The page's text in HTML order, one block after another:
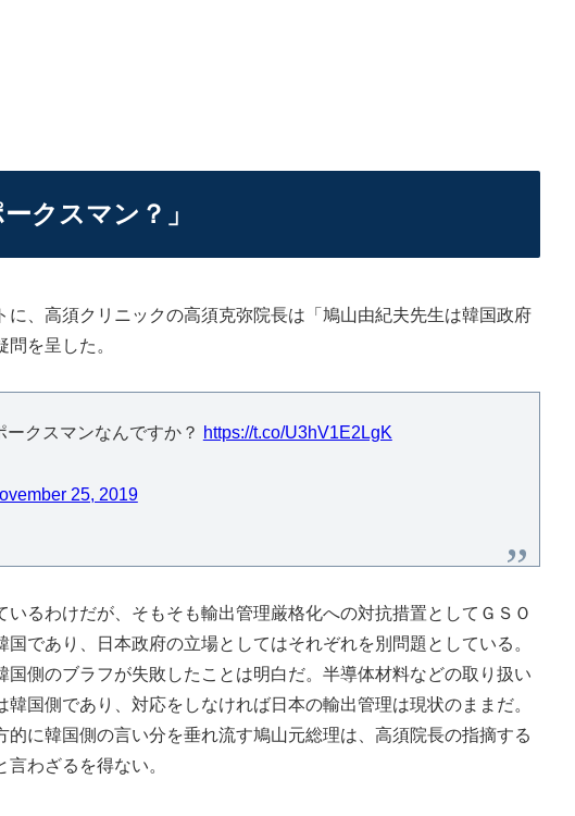
クスマン？」
、高須クリニックの高須克弥院長は「鳩山由紀夫先生は韓国政府
を呈した。
クスマンなんですか？ https://t.co/U3hV1E2LgK
25, 2019
るわけだが、そもそも輸出管理厳格化への対抗措置としてＧＳＯ
であり、日本政府の立場としてはそれぞれを別問題としている。
国側のブラフが失敗したことは明白だ。半導体材料などの取り扱い
国側であり、対応をしなければ日本の輸出管理は現状のままだ。
に韓国側の言い分を垂れ流す鳩山元総理は、高須院長の指摘する
わざるを得ない。